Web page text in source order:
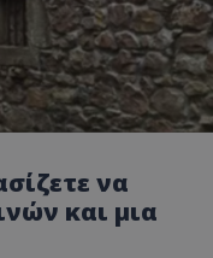
να
και μια